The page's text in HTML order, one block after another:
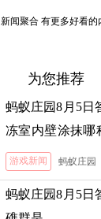
新闻聚合有更多好看的
为您推荐
蚂蚁庄园8月5日
冻室内壁涂抹哪
霜的难度
游戏新闻 蚂蚁庄园
蚂蚁庄园8月5日